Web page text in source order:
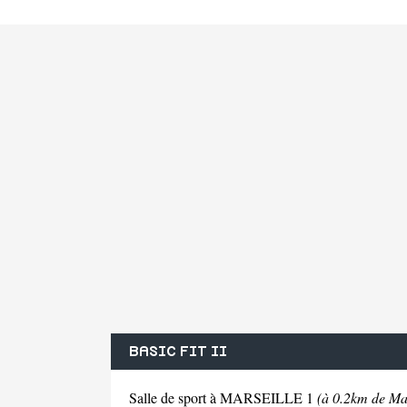
BASIC FIT II
Salle de sport à MARSEILLE 1 (à 0.2km de